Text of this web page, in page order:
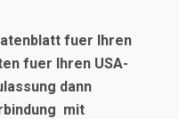
fuer Ihren
fuer Ihren USA-
dann
mit